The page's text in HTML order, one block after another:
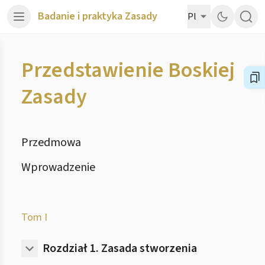
Badanie i praktyka Zasady Pl
Przedstawienie Boskiej
Zasady
Przedmowa
Wprowadzenie
Tom I
Rozdział 1. Zasada stworzenia